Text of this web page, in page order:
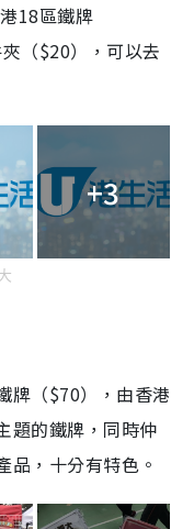
18區鐵牌
（$20），可以去
+3
牌（$70），由香港
題的鐵牌，同時仲
品，十分有特色。